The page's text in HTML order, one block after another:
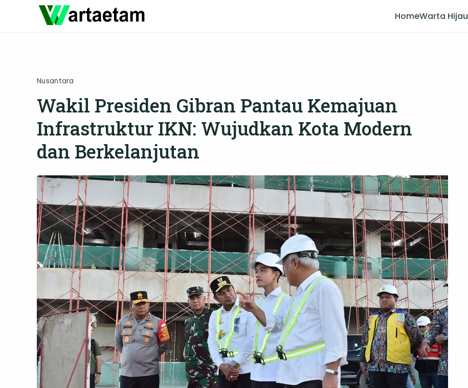
HomeWarta Hijau
Nusantara
Wakil Presiden Gibran Pantau Kemajuan
Infrastruktur IKN: Wujudkan Kota Modern
dan Berkelanjutan